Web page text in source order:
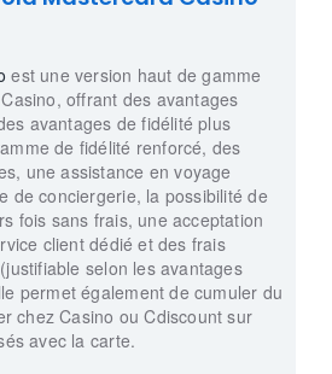
est une version haut de gamme
offrant des avantages
avantages de fidélité plus
de fidélité renforcé, des
une assistance en voyage
de conciergerie, la possibilité de
fois sans frais, une acceptation
client dédié et des frais
selon les avantages
permet également de cumuler du
chez Casino ou Cdiscount sur
avec la carte.